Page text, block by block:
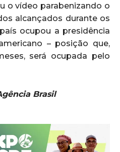
o vídeo parabenizando o
alcançados durante os
ocupou a presidência
– posição que,
será ocupada pelo
Brasil